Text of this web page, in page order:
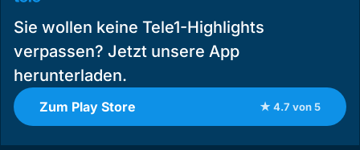
Sie wollen keine Tele1-Highlights
verpassen? Jetzt unsere App
herunterladen.
Zum Play Store ★ 4.7 von 5